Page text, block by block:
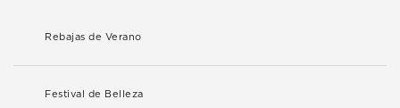
Rebajas de Verano
Festival de Belleza